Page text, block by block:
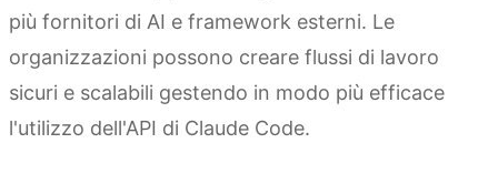
più fornitori di AI e framework esterni. Le
organizzazioni possono creare flussi di lavoro
sicuri e scalabili gestendo in modo più efficace
l'utilizzo dell'API di Claude Code.